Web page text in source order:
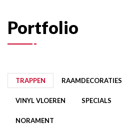
Portfolio
TRAPPEN RAAMDECORATIES
VINYL VLOEREN SPECIALS
NORAMENT